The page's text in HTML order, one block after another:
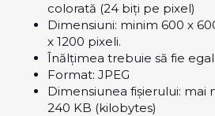
colorată (24 biți pe pixel)
Dimensiuni: minim 600 x
x 1200 pixeli.
Înălțimea trebuie să fie
Format: JPEG
Dimensiunea fișierului: mai
240 KB (kilobytes)